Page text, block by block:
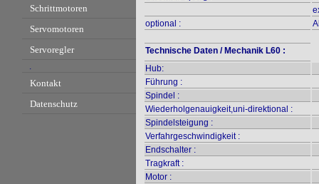
Schrittmotoren
Servomotoren
Servoregler
.
Kontakt
Datenschutz
optional :
Technische Daten / Mechanik L60 :
Hub:
Führung :
Spindel :
Wiederholgenauigkeit,uni-direktional :
Spindelsteigung :
Verfahrgeschwindigkeit :
Endschalter :
Tragkraft :
Motor :